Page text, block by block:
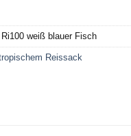
Ri100 weiß blauer Fisch
Reissack